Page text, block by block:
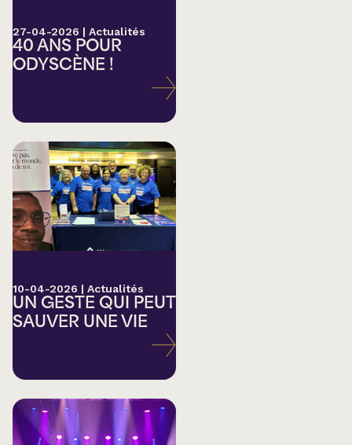
27-04-2026 | Actualités
40 ANS POUR
ODYSCÈNE !
10-04-2026 | Actualités
UN GESTE QUI PEUT
SAUVER UNE VIE